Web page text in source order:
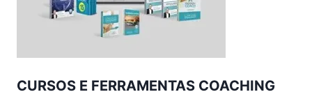
CURSOS E FERRAMENTAS COACHING